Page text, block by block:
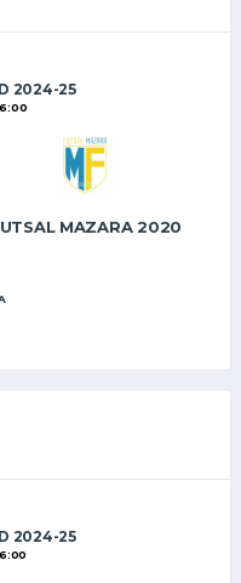
2024-25
MAZARA 2020
2024-25